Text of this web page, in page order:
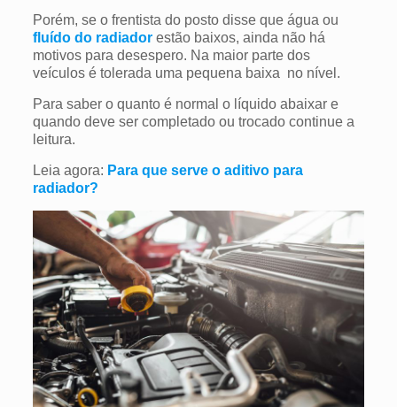
Porém, se o frentista do posto disse que água ou
fluído do radiadorestão baixos, ainda não há
motivos para desespero. Na maior parte dos
veículos é tolerada uma pequena baixa no nível.
Para saber o quanto é normal o líquido abaixar e
quando deve ser completado ou trocado continue a
leitura.
Leia agora: Para que serve o aditivo para
radiador?